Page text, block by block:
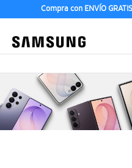
Compra con ENVÍO